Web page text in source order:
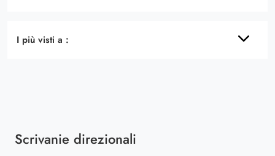
I più visti a :
Scrivanie direzionali